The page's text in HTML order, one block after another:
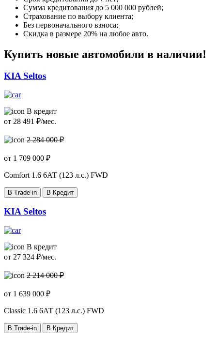
Сумма кредитования до 5 000 000 рублей;
Страхование по выбору клиента;
Без первоначального взноса;
Скидка в размере 20% на любое авто.
Купить новые автомобили в наличии!
KIA Seltos
В кредит
от 28 491 ₽/мес.
2 284 000 ₽
от 1 709 000 ₽
Comfort 1.6 6АТ (123 л.с.) FWD
В Trade-in В Кредит
KIA Seltos
В кредит
от 27 324 ₽/мес.
2 214 000 ₽
от 1 639 000 ₽
Classic 1.6 6АТ (123 л.с.) FWD
В Trade-in В Кредит